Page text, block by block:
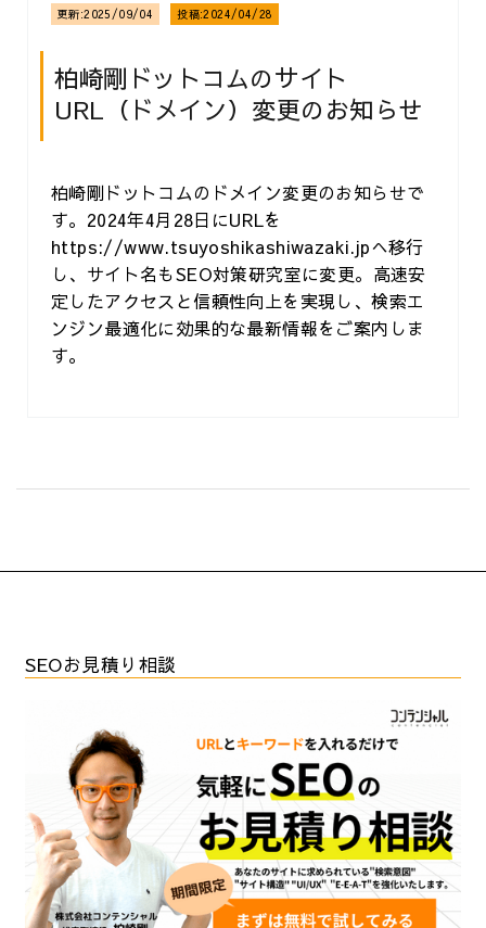
柏崎剛ドットコムのサイト
URL（ドメイン）変更のお知らせ
更新:2025/09/04 投稿:2024/04/28
柏崎剛ドットコムのドメイン変更のお知らせで
す。2024年4月28日にURLを
https://www.tsuyoshikashiwazaki.jpへ移行
し、サイト名もSEO対策研究室に変更。高速安
定したアクセスと信頼性向上を実現し、検索エ
ンジン最適化に効果的な最新情報をご案内しま
す。
SEOお見積り相談